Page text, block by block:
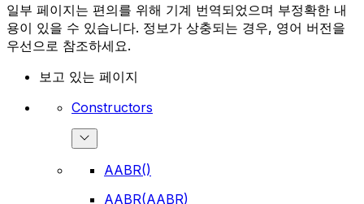
일부 페이지는 편의를 위해 기계 번역되었으며 부정확한 내
용이 있을 수 있습니다. 정보가 상충되는 경우, 영어 버전을
우선으로 참조하세요.
보고 있는 페이지
Constructors
AABR()
AABR(AABR)